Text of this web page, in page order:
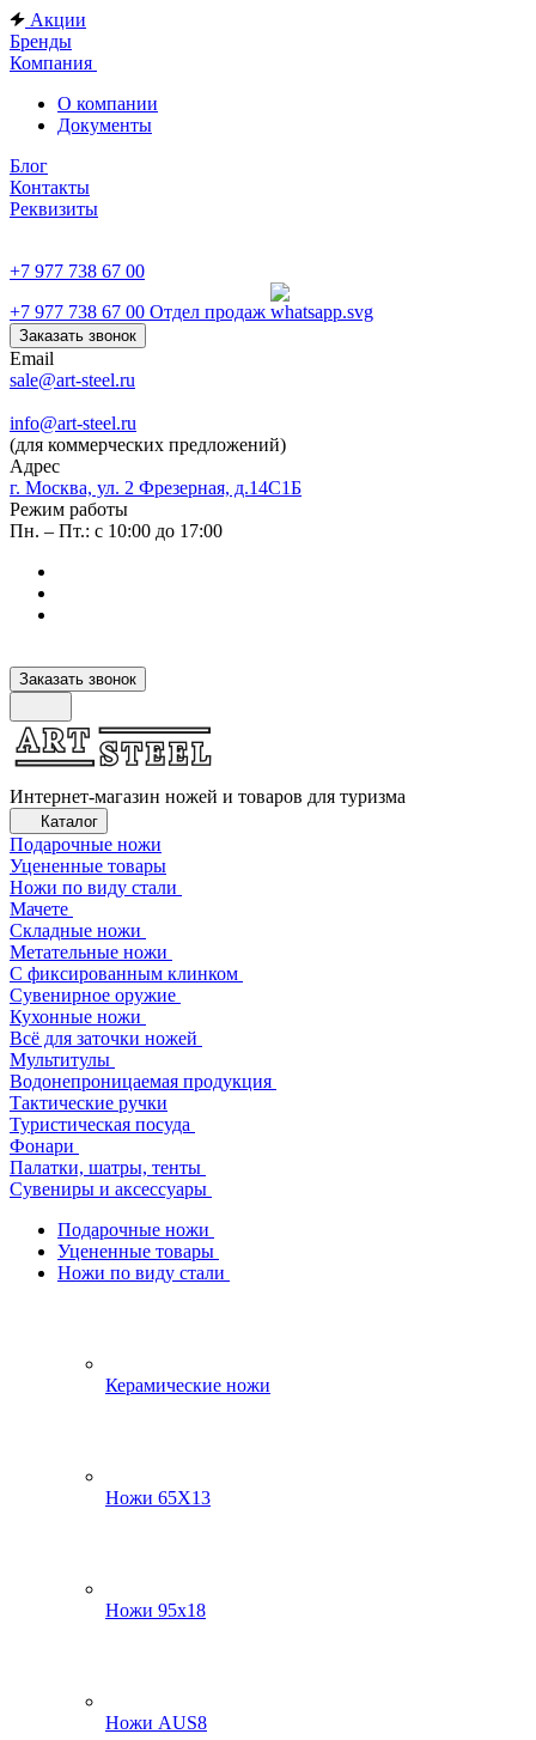
Акции
Бренды
Компания
О компании
Документы
Блог
Контакты
Реквизиты
+7 977 738 67 00
+7 977 738 67 00 Отдел продаж
Заказать звонок
Email
sale@art-steel.ru
info@art-steel.ru
(для коммерческих предложений)
Адрес
г. Москва, ул. 2 Фрезерная, д.14С1Б
Режим работы
Пн. – Пт.: с 10:00 до 17:00
Заказать звонок
Интернет-магазин ножей и товаров для туризма
Каталог
Подарочные ножи
Уцененные товары
Ножи по виду стали
Мачете
Складные ножи
Метательные ножи
С фиксированным клинком
Сувенирное оружие
Кухонные ножи
Всё для заточки ножей
Мультитулы
Водонепроницаемая продукция
Тактические ручки
Туристическая посуда
Фонари
Палатки, шатры, тенты
Сувениры и аксессуары
Подарочные ножи
Уцененные товары
Ножи по виду стали
Керамические ножи
Ножи 65Х13
Ножи 95х18
Ножи AUS8